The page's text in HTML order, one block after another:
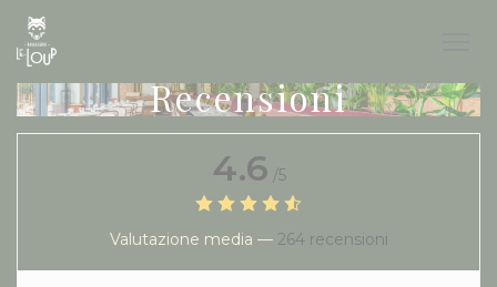
Personalizzazione delle tue scelte sui cookie
Recensioni
4.6 /5
Valutazione media — 264 recensioni